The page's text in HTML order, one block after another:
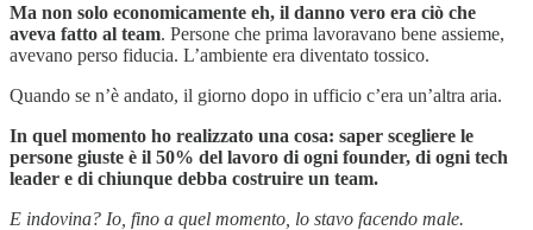
Ma non solo economicamente eh, il danno vero era ciò che
aveva fatto al team. Persone che prima lavoravano bene assieme,
avevano perso fiducia. L’ambiente era diventato tossico.
Quando se n’è andato, il giorno dopo in ufficio c’era un’altra aria.
In quel momento ho realizzato una cosa: saper scegliere le
persone giuste è il 50% del lavoro di ogni founder, di ogni tech
leader e di chiunque debba costruire un team.
E indovina? Io, fino a quel momento, lo stavo facendo male.